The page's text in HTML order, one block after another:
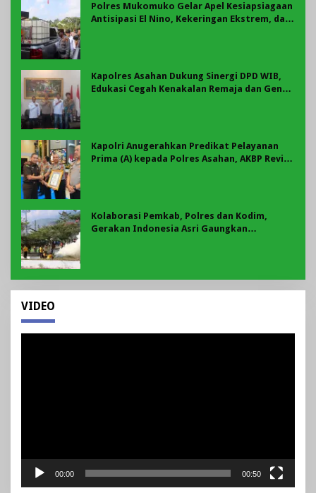
Polres Mukomuko Gelar Apel Kesiapsiagaan
Antisipasi El Nino, Kekeringan Ekstrem, dan
Kapolres Asahan Dukung Sinergi DPD WIB,
Edukasi Cegah Kenakalan Remaja dan Geng
Kapolri Anugerahkan Predikat Pelayanan
Prima (A) kepada Polres Asahan, AKBP Revi
Kolaborasi Pemkab, Polres dan Kodim,
Gerakan Indonesia Asri Gaungkan
VIDEO
00:00 00:50